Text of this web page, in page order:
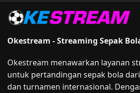
Okestream - Streaming Sepak
Okestream menawarkan layanan
untuk pertandingan sepak bola
dan turnamen internasional.